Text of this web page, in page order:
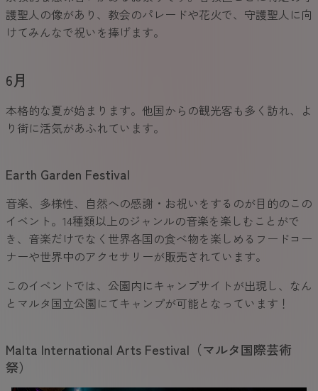
護聖人の像があり、教会のパレードや花火で、守護聖人に向
けてみんなで祝いを捧げます。
6月
本格的な夏が始まります。他国からの観光客も多く訪れ、よ
り街に活気があふれています。
Earth Garden Festival
音楽、多様性、自然への感謝・お祝いをするのが目的のこの
イベント。14種類以上のジャンルの音楽を楽しむことがで
き、音楽だけでなく世界各国の食べ物を楽しめるフードコー
ナーや世界中のアクセサリーが販売されています。
このイベントでは、公園内にキャンプサイトが出現し、なん
とマルタ国立公園にてキャンプが可能となっています！
Malta International Arts Festival（マルタ国際芸術
祭）